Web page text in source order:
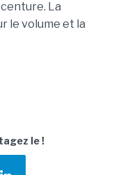
La
le volume et la
le !